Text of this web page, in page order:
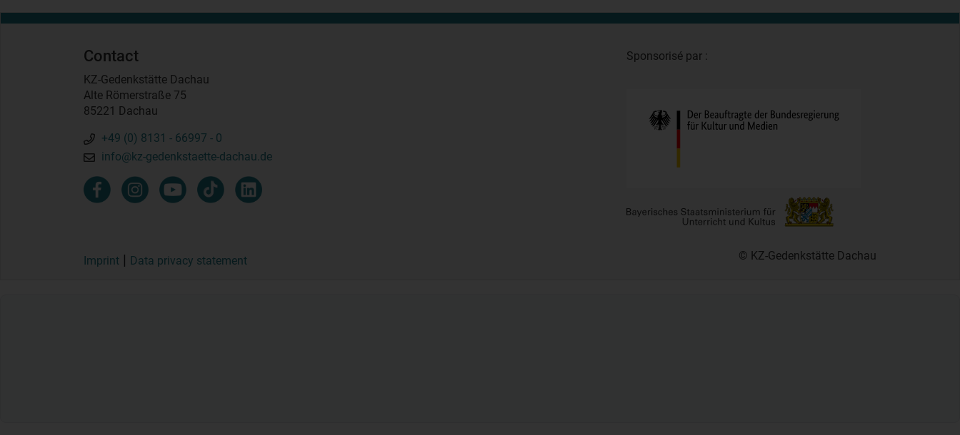
Contact
KZ-Gedenkstätte Dachau
Alte Römerstraße 75
85221 Dachau
+49 (0) 8131 - 66997 - 0
info@kz-gedenkstaette-dachau.de
Sponsorisé par :
Imprint Data privacy statement © KZ-Gedenkstätte Dachau